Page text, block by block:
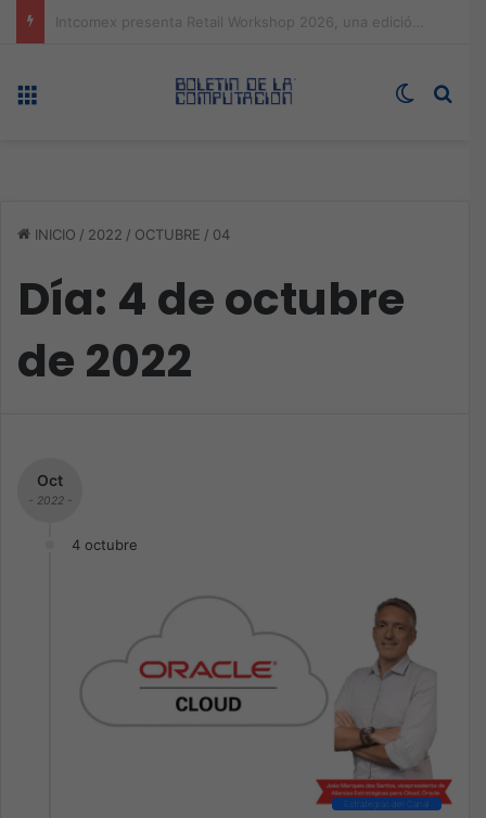
Switch
INICIO / 2022 / OCTUBRE / 04
Día: 4 de octubre
de 2022
Oct
- 2022 -
4 octubre
Estrategias del Canal